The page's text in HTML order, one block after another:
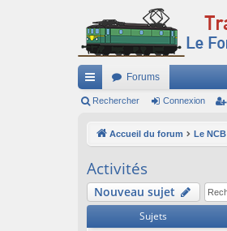
ac
ci
s
Forums
Rechercher Connexion
Accueil du forum Le NCB
Activités
Nouveau sujet
Sujets